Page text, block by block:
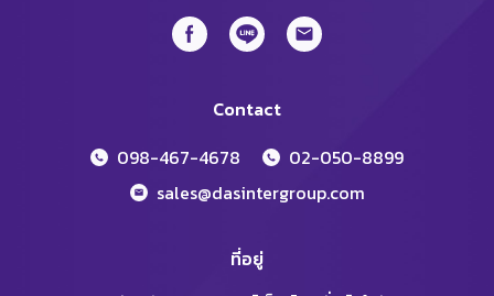
Contact
098-467-4678
02-050-8899
sales@dasintergroup.com
ที่อยู่